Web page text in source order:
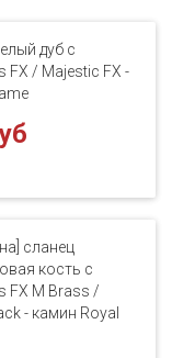
дуб с
FX / Majestic FX -
сланец
кость с
FX M Brass /
- камин Royal